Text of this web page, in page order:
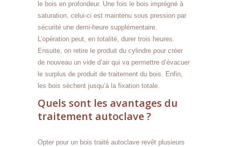
le bois en profondeur. Une fois le bois imprégné à
saturation, celui-ci est maintenu sous pression par
sécurité une demi-heure supplémentaire.
L’opération peut, en totalité, durer trois heures.
Ensuite, on retire le produit du cylindre pour créer
de nouveau un vide d’air qui va permettre d’évacuer
le surplus de produit de traitement du bois. Enfin,
les bois sèchent jusqu’à la fixation totale.
Quels sont les avantages du
traitement autoclave ?
Opter pour un bois traité autoclave revêt plusieurs